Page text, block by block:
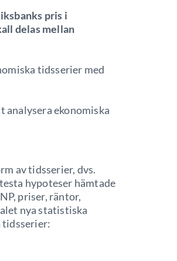
pris i
delas mellan
tidsserier med
analysera ekonomiska
av tidsserier, dvs.
hypoteser hämtade
priser, räntor,
nya statistiska
tidsserier: